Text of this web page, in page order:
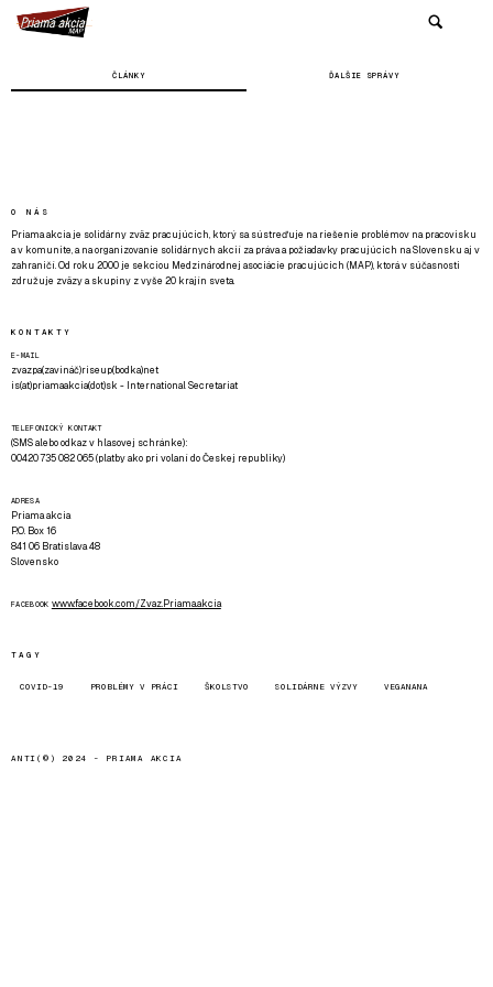
ČLÁNKY ĎALŠIE SPRÁVY
O NÁS
Priama akcia je solidárny zväz pracujúcich, ktorý sa sústreďuje na riešenie problémov na pracovisku
a v komunite, a na organizovanie solidárnych akcií za práva a požiadavky pracujúcich na Slovensku aj v
zahraničí. Od roku 2000 je sekciou Medzinárodnej asociácie pracujúcich (MAP), ktorá v súčasnosti
združuje zväzy a skupiny z vyše 20 krajín sveta.
KONTAKTY
E-MAIL
zvazpa(zavináč)riseup(bodka)net
is(at)priamaakcia(dot)sk - International Secretariat
TELEFONICKÝ KONTAKT
(SMS alebo odkaz v hlasovej schránke):
00420 735 082 065 (platby ako pri volaní do Českej republiky)
ADRESA
Priama akcia
P.O. Box 16
841 06 Bratislava 48
Slovensko
FACEBOOK www.facebook.com/Zvaz.Priama.akcia
TAGY
COVID-19 PROBLÉMY V PRÁCI ŠKOLSTVO SOLIDÁRNE VÝZVY VEGANANA
ANTI(©) 2024 - PRIAMA AKCIA